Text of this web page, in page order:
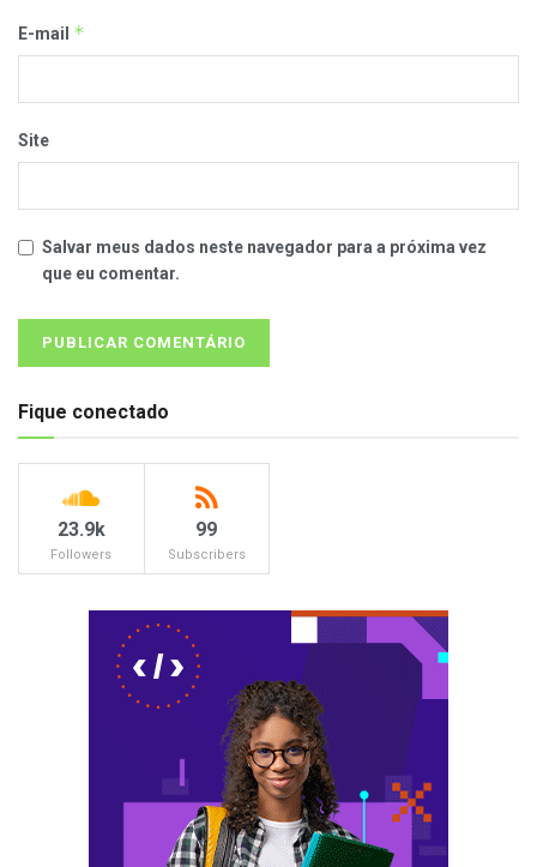
E-mail *
Site
Salvar meus dados neste navegador para a próxima vez
que eu comentar.
Fique conectado
23.9k
Followers
99
Subscribers